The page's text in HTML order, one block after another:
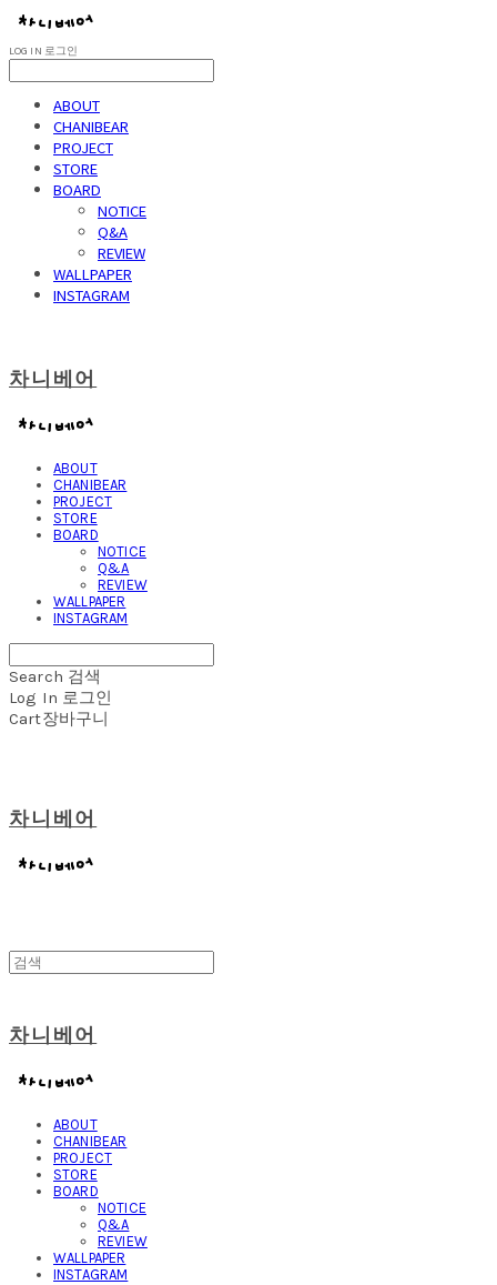
LOG IN 로그인
ABOUT
CHANIBEAR
PROJECT
STORE
BOARD
NOTICE
Q&A
REVIEW
WALLPAPER
INSTAGRAM
차니베어
ABOUT
CHANIBEAR
PROJECT
STORE
BOARD
NOTICE
Q&A
REVIEW
WALLPAPER
INSTAGRAM
Search 검색
Log In 로그인
Cart장바구니
차니베어
차니베어
ABOUT
CHANIBEAR
PROJECT
STORE
BOARD
NOTICE
Q&A
REVIEW
WALLPAPER
INSTAGRAM